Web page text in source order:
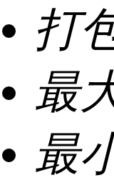
打
最
最